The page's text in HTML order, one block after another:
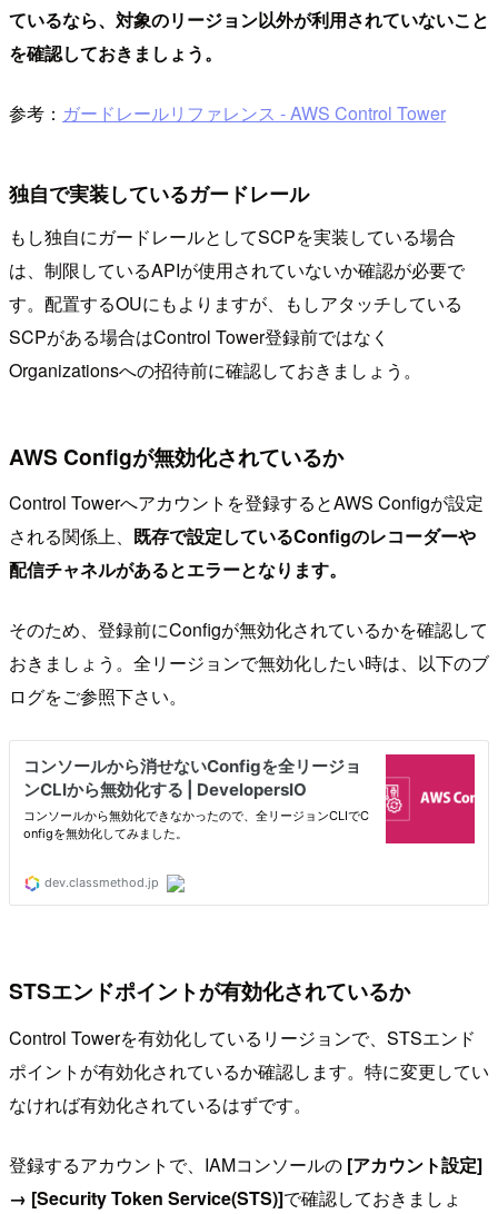
ているなら、対象のリージョン以外が利用されていないこと
を確認しておきましょう。
参考： ガードレールリファレンス - AWS Control Tower
独自で実装しているガードレール
もし独自にガードレールとしてSCPを実装している場合
は、制限しているAPIが使用されていないか確認が必要で
す。配置するOUにもよりますが、もしアタッチしている
SCPがある場合はControl Tower登録前ではなく
Organizationsへの招待前に確認しておきましょう。
AWS Configが無効化されているか
Control Towerへアカウントを登録するとAWS Configが設定
される関係上、 既存で設定しているConfigのレコーダーや
配信チャネルがあるとエラーとなります。
そのため、登録前にConfigが無効化されているかを確認して
おきましょう。全リージョンで無効化したい時は、以下のブ
ログをご参照下さい。
STSエンドポイントが有効化されているか
Control Towerを有効化しているリージョンで、STSエンド
ポイントが有効化されているか確認します。特に変更してい
なければ有効化されているはずです。
登録するアカウントで、IAMコンソールの [アカウント設定]
→ [Security Token Service(STS)]で確認しておきましょ